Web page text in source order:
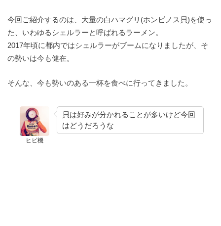
今回ご紹介するのは、大量の白ハマグリ(ホンビノス貝)を使っ
た、いわゆるシェルラーと呼ばれるラーメン。
2017年頃に都内ではシェルラーがブームになりましたが、そ
の勢いは今も健在。
そんな、今も勢いのある一杯を食べに行ってきました。
ヒビ機
貝は好みが分かれることが多いけど今回
はどうだろうな